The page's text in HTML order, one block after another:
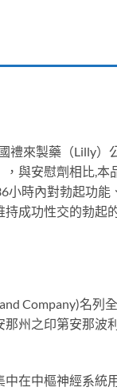
禮來製藥（Lilly）
，與安慰劑相比,
小時內對勃起功能
持成功性交的勃起
Company)名列
那州之印第安那波
中在中樞神經系統